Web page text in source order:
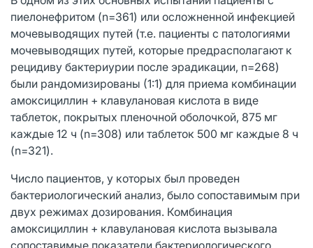
пиелонефритом (n=361) или осложненной инфекцией
мочевыводящих путей (т.е. пациенты с патологиями
мочевыводящих путей, которые предрасполагают к
рецидиву бактериурии после эрадикации, n=268)
были рандомизированы (1:1) для приема комбинации
амоксициллин + клавулановая кислота в виде
таблеток, покрытых пленочной оболочкой, 875 мг
каждые 12 ч (n=308) или таблеток 500 мг каждые 8 ч
(n=321).
Число пациентов, у которых был проведен
бактериологический анализ, было сопоставимым при
двух режимах дозирования. Комбинация
амоксициллин + клавулановая кислота вызывала
сопоставимые показатели бактериологического